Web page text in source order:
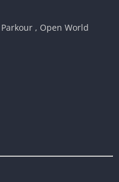
, Open World